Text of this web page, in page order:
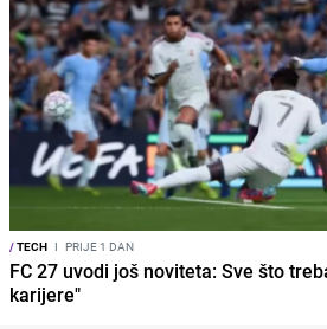
/TECH I PRIJE 1 DAN
FC 27 uvodi još noviteta: Sve što
karijere"